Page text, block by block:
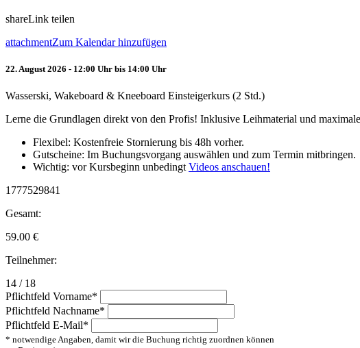
shareLink teilen
attachmentZum Kalendar hinzufügen
22. August 2026 - 12:00 Uhr bis 14:00 Uhr
Wasserski, Wakeboard & Kneeboard Einsteigerkurs (2 Std.)
Lerne die Grundlagen direkt von den Profis! Inklusive Leihmaterial und
Flexibel: Kostenfreie Stornierung bis 48h vorher.
Gutscheine: Im Buchungsvorgang auswählen und zum Termin mitbringen.
Wichtig: vor Kursbeginn unbedingtVideos anschauen!
1777529841
Gesamt:
59.00 €
Teilnehmer:
14 / 18
Pflichtfeld Vorname*
Pflichtfeld Nachname*
Pflichtfeld E-Mail*
* notwendige Angaben, damit wir die Buchung richtig zuordnen können